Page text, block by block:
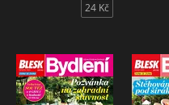
24 Kč